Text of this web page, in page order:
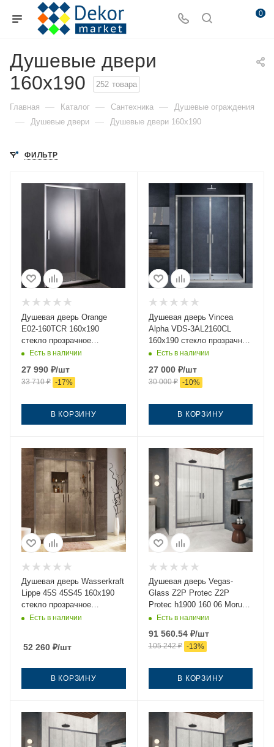
0
Душевые двери
160x190
252 товара
Главная — Каталог — Сантехника — Душевые ограждения
— Душевые двери — Душевые двери 160x190
ФИЛЬТР
Душевая дверь Orange
E02-160TCR 160х190
стекло прозрачное
профиль хром
Есть в наличии
27 990 ₽/шт
33 710₽ -17%
В КОРЗИНУ
Душевая дверь Vincea
Alpha VDS-3AL2160CL
160х190 стекло прозрачное
профиль хром
Есть в наличии
27 000₽/шт
30 000₽ -10%
В КОРЗИНУ
Душевая дверь Wasserkraft
Lippe 45S 45S45 160х190
стекло прозрачное
профиль хром
Есть в наличии
52 260 ₽/шт
В КОРЗИНУ
Душевая дверь Vegas-
Glass Z2P Protec Z2P
Protec h1900 160 06 Moru
160х190 стекло рифленое
профиль вороненая сталь
Есть в наличии
91 560.54₽/шт
105 242₽ -13%
В КОРЗИНУ